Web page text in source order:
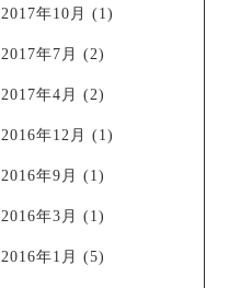
2017年10月 (1)
2017年7月 (2)
2017年4月 (2)
2016年12月 (1)
2016年9月 (1)
2016年3月 (1)
2016年1月 (5)